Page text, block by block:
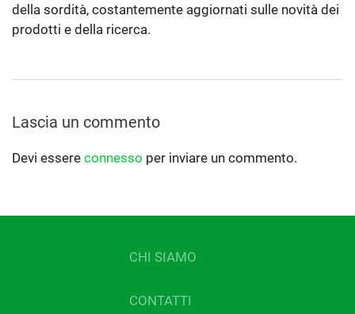
della sordità, costantemente aggiornati sulle novità dei
prodotti e della ricerca.
Lascia un commento
Devi essere connesso per inviare un commento.
CHI SIAMO
CONTATTI